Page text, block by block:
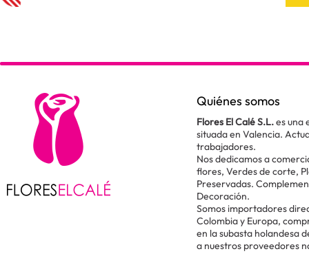
Quiénes somos
Flores El Calé S.L.es una
situada en Valencia.
trabajadores.
Nos dedicamos a
flores, Verdes de corte,
Preservadas.
Decoración.
Somos importadores
Colombia y Europa,
en la subasta holandesa
a nuestros proveedores